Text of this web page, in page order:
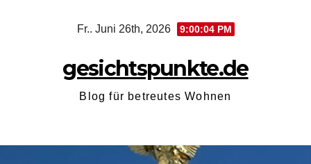
Fr.. Juni 26th, 2026 9:00:06 PM
gesichtspunkte.de
Blog für betreutes Wohnen